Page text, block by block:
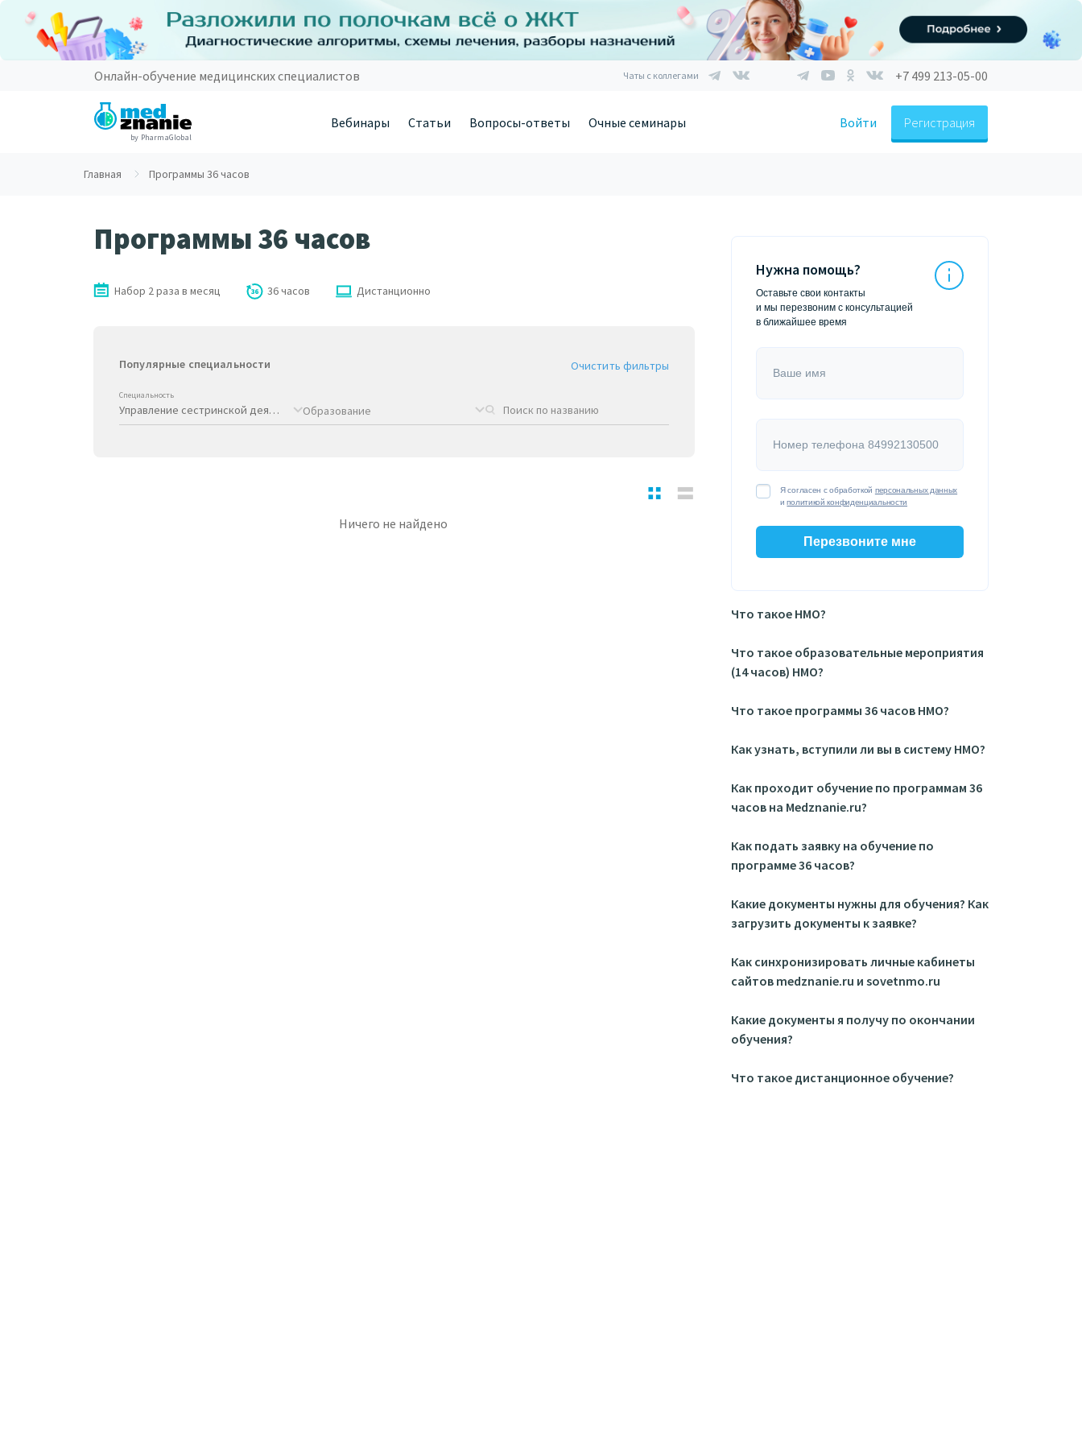
Онлайн-обучение медицинских специалистов Чаты с коллегами +7 499 213-05-00
by PharmaGlobal
Вебинары Статьи Вопросы-ответы Очные семинары Войти Регистрация
Главная Программы 36 часов
Программы 36 часов
Набор 2 раза в месяц 36 часов Дистанционно
Популярные специальности Очистить фильтры
Специальность
Образование
Ничего не найдено
Нужна помощь?
Оставьте свои контакты
и мы перезвоним с консультацией
в ближайшее время
Ваше имя
Номер телефона 84992130500
Я согласен с обработкой персональных данных
иполитикой конфиденциальности
Перезвоните мне
Что такое НМО?
Что такое образовательные мероприятия
(14 часов) НМО?
Что такое программы 36 часов НМО?
Как узнать, вступили ли вы в систему НМО?
Как проходит обучение по программам 36
часов на Medznanie.ru?
Как подать заявку на обучение по
программе 36 часов?
Какие документы нужны для обучения? Как
загрузить документы к заявке?
Как синхронизировать личные кабинеты
сайтов medznanie.ru и sovetnmo.ru
Какие документы я получу по окончании
обучения?
Что такое дистанционное обучение?